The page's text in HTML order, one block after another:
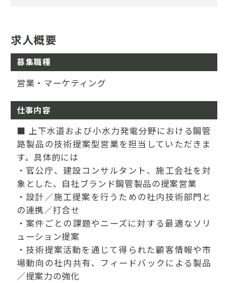
求人概要
募集職種
営業・マーケティング
仕事内容
■ 上下水道および小水力発電分野における鋼管
路製品の技術提案型営業を担当していただきま
す。具体的には
・官公庁、建設コンサルタント、施工会社を対
象とした、自社ブランド鋼管製品の提案営業
・設計／施工提案を行うための社内技術部門と
の連携／打合せ
・案件ごとの課題やニーズに対する最適なソリ
ューション提案
・技術提案活動を通じて得られた顧客情報や市
場動向の社内共有、フィードバックによる製品
／提案力の強化